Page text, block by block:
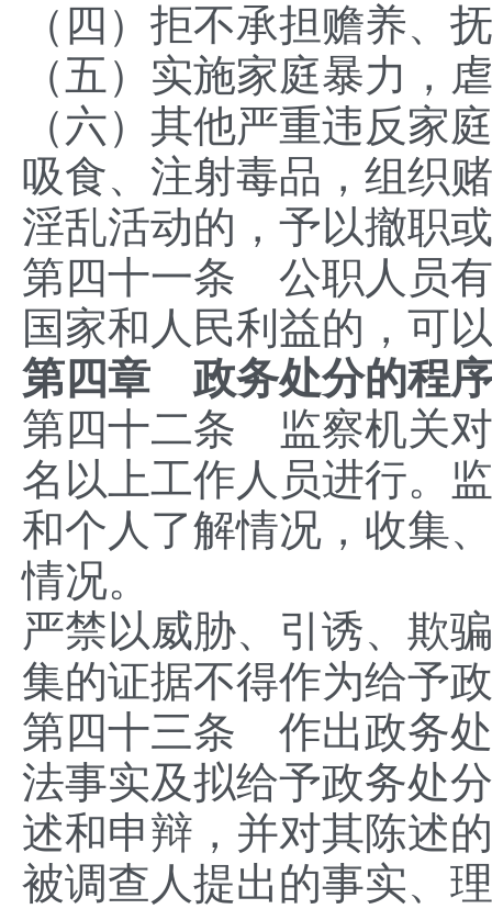
（四）拒不承担赡养、
（五）实施家庭暴力，
（六）其他严重违反家
吸食、注射毒品，组织
淫乱活动的，予以撤职
第四十一条 公职人员
国家和人民利益的，可
第四章 政务处分的程序
第四十二条 监察机关
名以上工作人员进行。
和个人了解情况，收集
情况。
严禁以威胁、引诱、欺
集的证据不得作为给予
第四十三条 作出政务
法事实及拟给予政务处
述和申辩，并对其陈述
被调查人提出的事实、